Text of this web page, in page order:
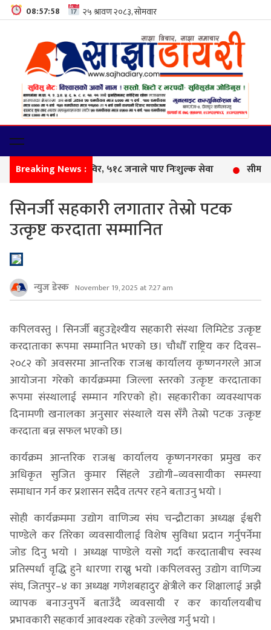
08:57:59
Breaking News :
सिनर्जी सहकारी लगातार तेस्रो पटक
उत्कृष्ट करदाता सम्मानित
न्युज डेस्क November 19, 2025 at 7:27 am
कपिलवस्तु । सिनर्जी बहुउद्देश्यीय सहकारी संस्था लिमिटेड उत्कृष्ट
करदाताका रूपमा सम्मानित भएको छ। चौधौँ राष्ट्रिय कर दिवस–
२०८२ को अवसरमा आन्तरिक राजश्व कार्यालय कृष्णनगरले आज
आयोजना गरेको कार्यक्रममा जिल्ला स्तरको उत्कृष्ट करदाताका
रूपमा संस्थालाई सम्मान गरिएको हो। सहकारीका व्यवस्थापक
दिनामणी खनालका अनुसार संस्थाले यस सँगै तेस्रो पटक उत्कृष्ट
करदाता बन्न सफल भएको छ।
कार्यक्रम आन्तरिक राजश्व कार्यालय कृष्णनगरका प्रमुख कर
अधिकृत सुजित कुमार सिंहले उद्योगी–व्यवसायीका समस्या
समाधान गर्न कर प्रशासन सदैव तत्पर रहने बताउनु भयो ।
सोही कार्यक्रममा उद्योग वाणिज्य संघ चन्द्रौटाका अध्यक्ष ईश्वरी
पाण्डेले कर तिरेका व्यवसायीलाई विशेष सुविधा प्रदान गर्नुपर्नेमा
जोड दिनु भयो । अध्यक्ष पाण्डेले यसो गर्दा करदाताबीच स्वस्थ
प्रतिस्पर्धा वृद्धि हुने धारणा राख्नु भयो ।कपिलवस्तु उद्योग वाणिज्य
संघ, जितपुर–४ का अध्यक्ष गणेशबहादुर क्षेत्रीले कर शिक्षालाई अझै
व्यापक बनाउनुपर्ने बताउँदै व्यवसायी र कर कार्यालयबीच
प्रभावकारी सहकार्य आवश्यक रहेको उल्लेख गर्नु भयो ।